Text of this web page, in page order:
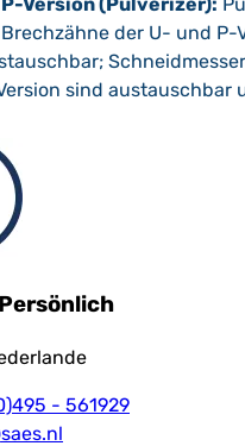
Brechzähne der U- und P-
sind austauschbar
- 561929